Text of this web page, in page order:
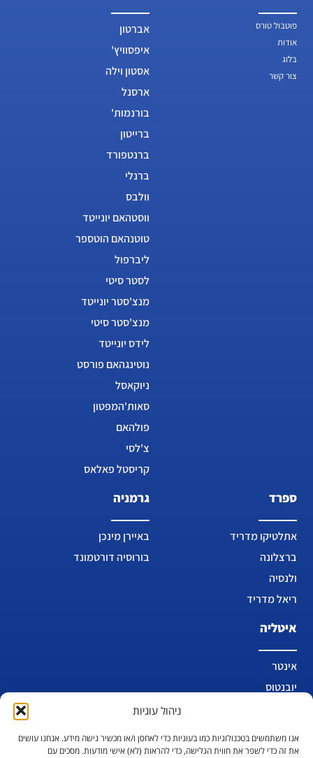
ניהול עוגיות
אנו משתמשים בטכנולוגיות כמו בעוגיות כדי לאחסן ו/או מכשיר גישה מידע. אנחנו עושים
את זה כדי לשפר את חווית הגלישה, כדי להראות (לא) אישי מודעות. מסכים עם
פוטבול טורס
אודות
בלוג
צור קשר
אברטון
איפסוויץ'
אסטון וילה
ארסנל
בורנמות'
ברייטון
ברנטפורד
ברנלי
וולבס
ווסטהאם יונייטד
טוטנהאם הוטספר
ליברפול
לסטר סיטי
מנצ'סטר יונייטד
מנצ'סטר סיטי
לידס יונייטד
נוטינגהאם פורסט
ניוקאסל
סאות'המפטון
פולהאם
צ'לסי
קריסטל פאלאס
ספרד
אתלטיקו מדריד
ברצלונה
ולנסיה
ריאל מדריד
גרמניה
באיירן מינכן
בורוסיה דורטמונד
איטליה
אינטר
יובנטוס
נאפולי